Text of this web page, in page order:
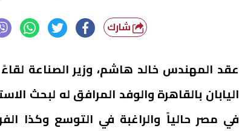
شارك
عقد المهندس خالد هاشم، وزير الصناعة
اليابان بالقاهرة والوفد المرافق له لبحث
في مصر حالياً والراغبة في التوسع وكذا